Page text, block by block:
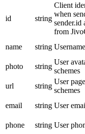
id string
Client
when
sender.id
from
name string Username
photo
string
User
schemes
url
string
User
schemes
email
string User
phone
string User